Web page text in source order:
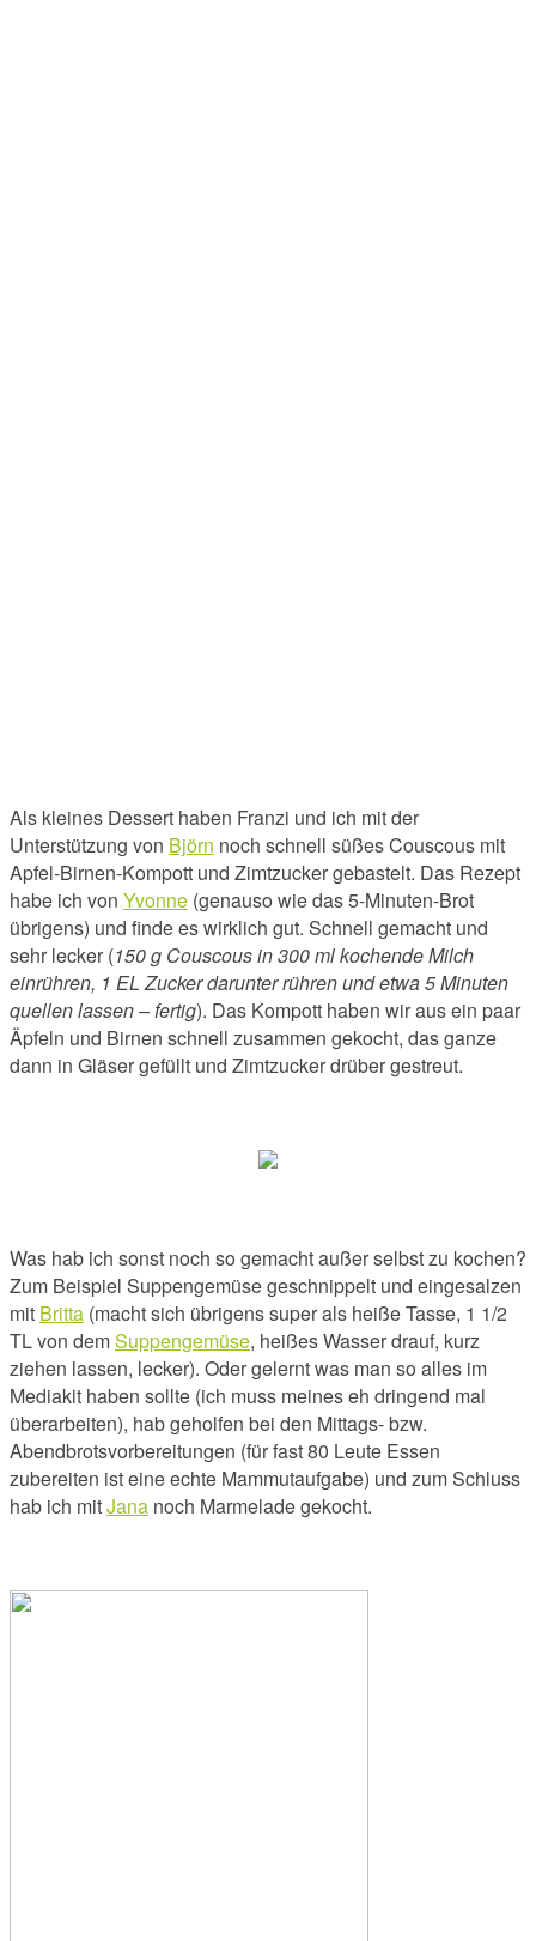
Als kleines Dessert haben Franzi und ich mit der
Unterstützung von Björn noch schnell süßes Couscous mit
Apfel-Birnen-Kompott und Zimtzucker gebastelt. Das Rezept
habe ich von Yvonne (genauso wie das 5-Minuten-Brot
übrigens) und finde es wirklich gut. Schnell gemacht und
sehr lecker (150 g Couscous in 300 ml kochende Milch
einrühren, 1 EL Zucker darunter rühren und etwa 5 Minuten
quellen lassen – fertig). Das Kompott haben wir aus ein paar
Äpfeln und Birnen schnell zusammen gekocht, das ganze
dann in Gläser gefüllt und Zimtzucker drüber gestreut.
Was hab ich sonst noch so gemacht außer selbst zu kochen?
Zum Beispiel Suppengemüse geschnippelt und eingesalzen
mit Britta (macht sich übrigens super als heiße Tasse, 1 1/2
TL von demSuppengemüse, heißes Wasser drauf, kurz
ziehen lassen, lecker). Oder gelernt was man so alles im
Mediakit haben sollte (ich muss meines eh dringend mal
überarbeiten), hab geholfen bei den Mittags- bzw.
Abendbrotsvorbereitungen (für fast 80 Leute Essen
zubereiten ist eine echte Mammutaufgabe) und zum Schluss
hab ich mitJana noch Marmelade gekocht.